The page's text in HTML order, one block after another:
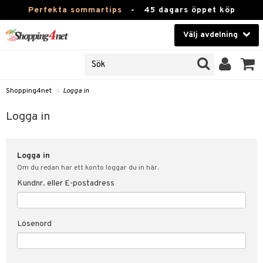
Perfekta sommartips - 45 dagars öppet köp
Välj avdelning
Kontaktlinser
Hälsokost
Fitness
Hem & Inredning
Leksaker, Barn & Baby
Varumärken
Shopping4net » Logga in
Logga in
Logga in
Om du redan har ett konto loggar du in här.
Kundnr. eller E-postadress
Lösenord
svar